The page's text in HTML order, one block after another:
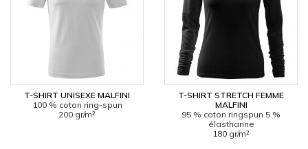
T-SHIRT UNISEXE MALFINI
100 % coton ring-spun
200 gr/m²
T-SHIRT STRETCH FEMME
MALFINI
95 % coton ringspun 5 %
élasthanne
180 gr/m²